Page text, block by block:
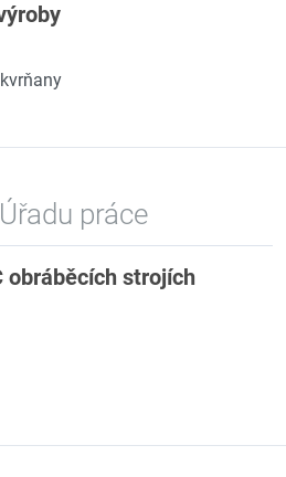
práce
obráběcích strojích